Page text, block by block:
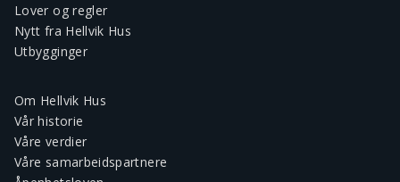
Lover og regler
Nytt fra Hellvik Hus
Utbygginger
Om Hellvik Hus
Vår historie
Våre verdier
Våre samarbeidspartnere